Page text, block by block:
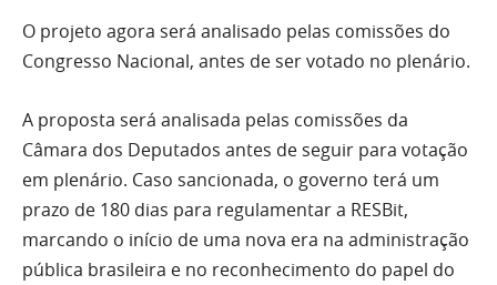
O projeto agora será analisado pelas comissões do
Congresso Nacional, antes de ser votado no plenário.
A proposta será analisada pelas comissões da
Câmara dos Deputados antes de seguir para votação
em plenário. Caso sancionada, o governo terá um
prazo de 180 dias para regulamentar a RESBit,
marcando o início de uma nova era na administração
pública brasileira e no reconhecimento do papel do